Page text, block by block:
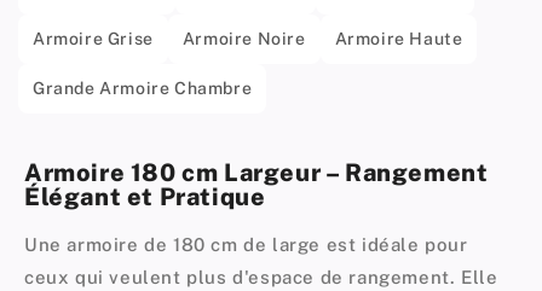
Armoire Grise Armoire Noire Armoire Haute
Grande Armoire Chambre
Armoire 180 cm Largeur – Rangement
Élégant et Pratique
Une armoire de 180 cm de large est idéale pour
ceux qui veulent plus d'espace de rangement. Elle